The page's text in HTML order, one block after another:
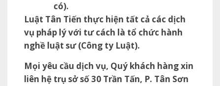
có).
Luật Tân Tiến thực hiện tất cả các dịch
vụ pháp lý với tư cách là tổ chức hành
nghề luật sư (Công ty Luật).
Mọi yêu cầu dịch vụ, Quý khách hàng xin
liên hệ trụ sở số 30 Trần Tấn, P. Tân Sơn